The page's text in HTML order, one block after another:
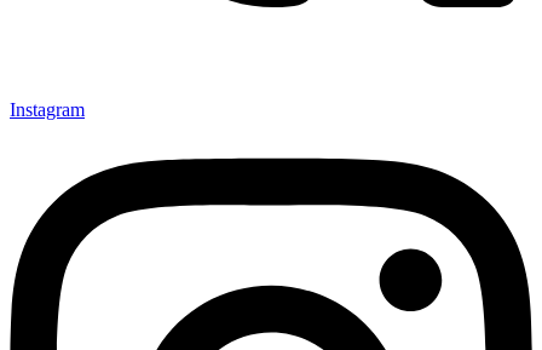
Instagram